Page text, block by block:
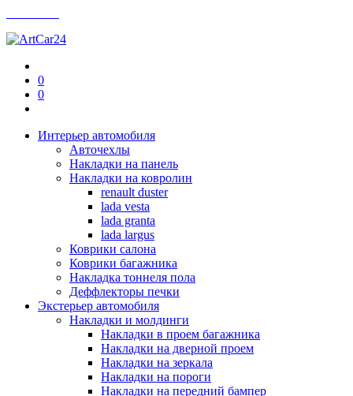
0
0
Интерьер автомобиля
Авточехлы
Накладки на панель
Накладки на ковролин
renault duster
lada vesta
lada granta
lada largus
Коврики салона
Коврики багажника
Накладка тоннеля пола
Деффлекторы печки
Экстерьер автомобиля
Накладки и молдинги
Накладки в проем багажника
Накладки на дверной проем
Накладки на зеркала
Накладки на пороги
Накладки на передний бампер